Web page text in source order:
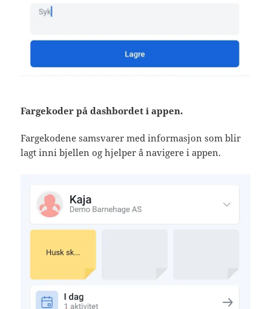
Fargekoder på dashbordet i appen.
Fargekodene samsvarer med informasjon som blir
lagt inni bjellen og hjelper å navigere i appen.